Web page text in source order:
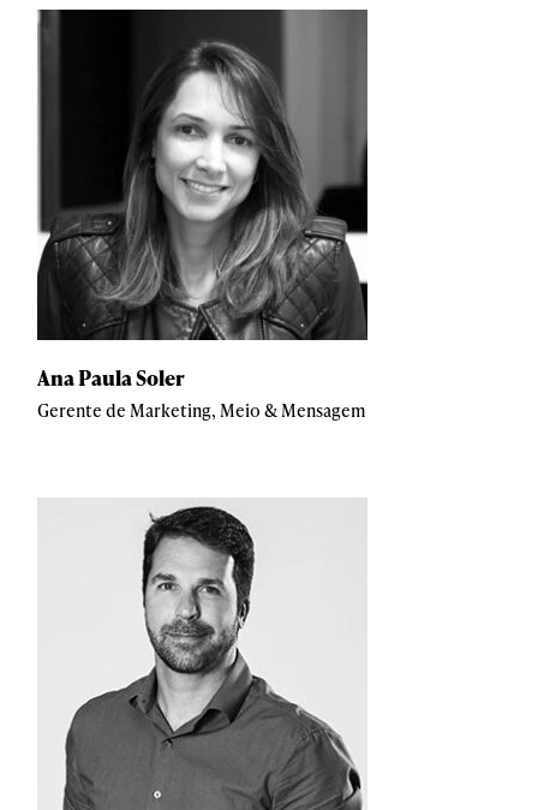
Ana Paula Soler
Gerente de Marketing, Meio & Mensagem